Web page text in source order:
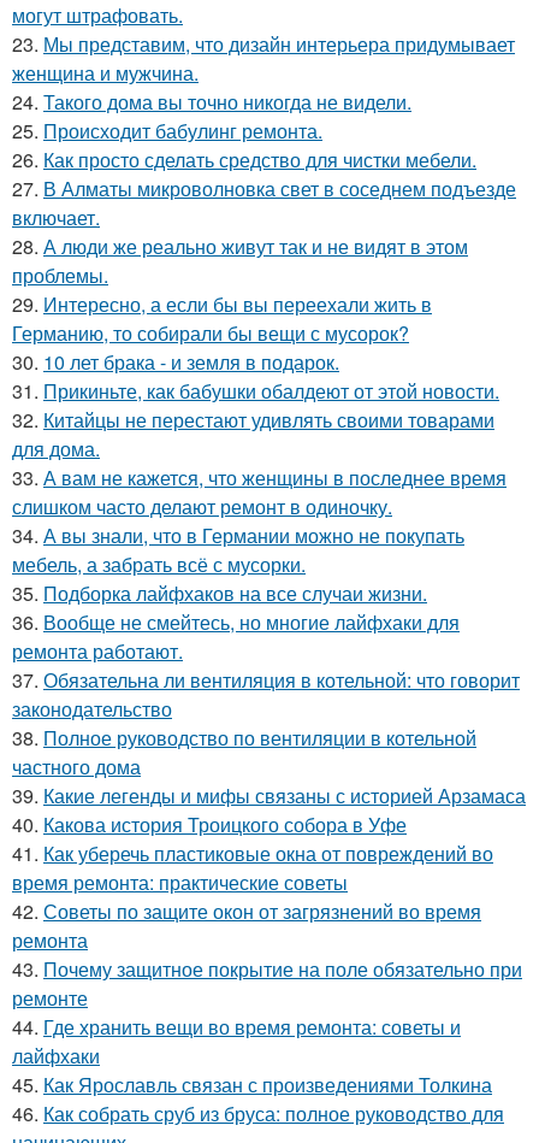
могут штрафовать.
23. Мы представим, что дизайн интерьера придумывает
женщина и мужчина.
24. Такого дома вы точно никогда не видели.
25. Происходит бабулинг ремонта.
26. Как просто сделать средство для чистки мебели.
27. В Алматы микроволновка свет в соседнем подъезде
включает.
28. А люди же реально живут так и не видят в этом
проблемы.
29. Интересно, а если бы вы переехали жить в
Германию, то собирали бы вещи с мусорок?
30. 10 лет брака - и земля в подарок.
31. Прикиньте, как бабушки обалдеют от этой новости.
32. Китайцы не перестают удивлять своими товарами
для дома.
33. А вам не кажется, что женщины в последнее время
слишком часто делают ремонт в одиночку.
34. А вы знали, что в Германии можно не покупать
мебель, а забрать всё с мусорки.
35. Подборка лайфхаков на все случаи жизни.
36. Вообще не смейтесь, но многие лайфхаки для
ремонта работают.
37. Обязательна ли вентиляция в котельной: что говорит
законодательство
38. Полное руководство по вентиляции в котельной
частного дома
39. Какие легенды и мифы связаны с историей Арзамаса
40. Какова история Троицкого собора в Уфе
41. Как уберечь пластиковые окна от повреждений во
время ремонта: практические советы
42. Советы по защите окон от загрязнений во время
ремонта
43. Почему защитное покрытие на поле обязательно при
ремонте
44. Где хранить вещи во время ремонта: советы и
лайфхаки
45. Как Ярославль связан с произведениями Толкина
46. Как собрать сруб из бруса: полное руководство для